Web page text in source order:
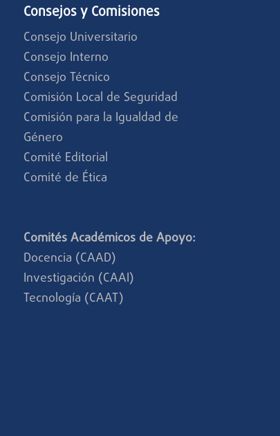
Consejos y Comisiones
Consejo Universitario
Consejo Interno
Consejo Técnico
Comisión Local de Seguridad
Comisión para la Igualdad de
Género
Comité Editorial
Comité de Ética
Comités Académicos de Apoyo:
Docencia (CAAD)
Investigación (CAAI)
Tecnología (CAAT)